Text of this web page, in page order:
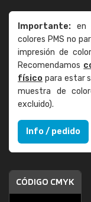
Importante: en
colores PMS no
impresión de
Recomendamos
físico para estar
muestra de
excluido).
Info / pedido
CÓDIGO CMYK